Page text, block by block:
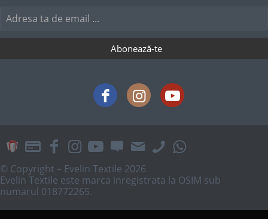
© Copyright – Evelin Textile 2026
Evelin Textile este marca inregistrata la OSIM sub
numarul 018772265.